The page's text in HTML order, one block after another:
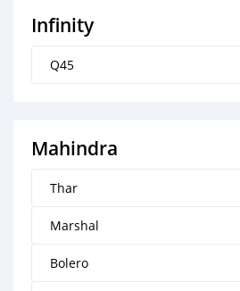
Infinity
Q45
Mahindra
Thar
Marshal
Bolero